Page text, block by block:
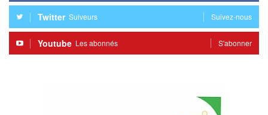
Twitter Suiveurs Suivez-nous
Youtube Les abonnés S'abonner